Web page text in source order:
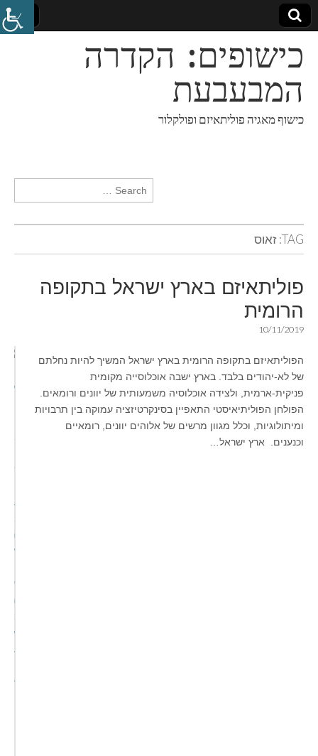
כישופים: הקדרה
המבעבעת
כישוף מאגיה פוליתאיזם ופולקלור
Search for:
TAG: זאוס
פוליתאיזם בארץ ישראל בתקופה
הרומית
10/11/2019
הפוליתאיזם בתקופה הרומית בארץ ישראל המשיך להיות נחלתם
של לא-יהודים בלבד. בארץ ישבה אוכלוסייה מקומית
פניקית-ארמית, ולצידה אוכלוסיה משמעותית של יוונים ורומאים.
הפולחן הפוליתיאיסטי התאפיין בסינקרטיזציה עמוקה בין תרבויות
ומיתולוגיות, וכלל מגוון מרשים של אלוהים יוונים, רומאיים
וכנענים. ארץ ישראל…